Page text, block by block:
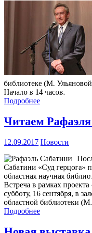
библиотеке (М.
Начало в 14 часов.
Подробнее
Читаем
12.09.2017 Новости
Сабатини «Суд герцога»
областная научная
Встреча в рамках
субботу, 16 сентября, в
областной библиотеки
Подробнее